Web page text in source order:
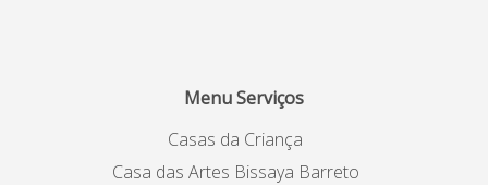
Menu Serviços
Casas da Criança
Casa das Artes Bissaya Barreto